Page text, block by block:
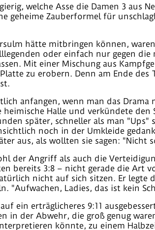
welche Asse die Damen 3 aus
geheime Zauberformel für
hätte mitbringen können,
oder einfach nur gegen
Mit einer Mischung aus
zu erobern. Denn am Ende
anfangen, wenn man das
Halle und verkündete
später, schneller als man
noch in der Umkleide
aus, als wollten sie sagen: "Nicht
der Angriff als auch die
bereits 3:8 – nicht gerade die Art
nicht auf sich sitzen. Er legte
"Aufwachen, Ladies, das ist kein
ein erträglicheres 9:11
in der Abwehr, die groß genug
könnte, zu einem